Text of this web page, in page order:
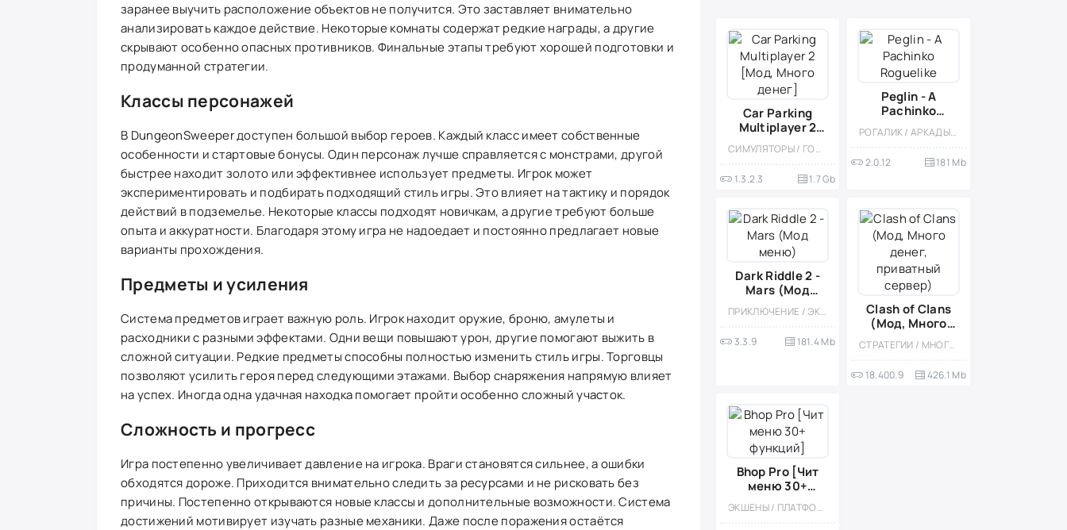
заранее выучить расположение объектов не получится. Это заставляет внимательно
анализировать каждое действие. Некоторые комнаты содержат редкие награды, а другие
скрывают особенно опасных противников. Финальные этапы требуют хорошей подготовки и
продуманной стратегии.
Классы персонажей
В DungeonSweeper доступен большой выбор героев. Каждый класс имеет собственные
особенности и стартовые бонусы. Один персонаж лучше справляется с монстрами, другой
быстрее находит золото или эффективнее использует предметы. Игрок может
экспериментировать и подбирать подходящий стиль игры. Это влияет на тактику и порядок
действий в подземелье. Некоторые классы подходят новичкам, а другие требуют больше
опыта и аккуратности. Благодаря этому игра не надоедает и постоянно предлагает новые
варианты прохождения.
Предметы и усиления
Система предметов играет важную роль. Игрок находит оружие, броню, амулеты и
расходники с разными эффектами. Одни вещи повышают урон, другие помогают выжить в
сложной ситуации. Редкие предметы способны полностью изменить стиль игры. Торговцы
позволяют усилить героя перед следующими этажами. Выбор снаряжения напрямую влияет
на успех. Иногда одна удачная находка помогает пройти особенно сложный участок.
Сложность и прогресс
Игра постепенно увеличивает давление на игрока. Враги становятся сильнее, а ошибки
обходятся дороже. Приходится внимательно следить за ресурсами и не рисковать без
причины. Постепенно открываются новые классы и дополнительные возможности. Система
достижений мотивирует изучать разные механики. Даже после поражения остаётся
Car Parking
Multiplayer 2
[Мод, Много
денег]
СИМУЛЯТОРЫ / ГОНКИ / ОТКРЫТЫЙ МИР / КАЗУАЛЬНЫЕ / СТИЛИЗАЦИЯ / 3D / ВСТРОЕННЫЙ КЕШ / БОЛЬШАЯ / МОД / ФИЗИКА
1.3.2.3 1.7 Gb
Peglin - A
Pachinko
Roguelike
РОГАЛИК / АРКАДЫ / ПОШАГОВЫЕ / ДРАКОНЫ / БОССЫ / ФИЗИКА / КАЗУАЛЬНЫЕ / ТАКТИЧЕСКИЕ / ОДНОПОЛЬЗОВАТЕЛЬСКИЕ / МОД
2.0.12 181 Mb
Dark Riddle 2 -
Mars (Мод
меню)
ПРИКЛЮЧЕНИЕ / ЭКШЕНЫ / СТИЛИЗАЦИЯ / ОДНОПОЛЬЗОВАТЕЛЬСКИЕ / ОФЛАЙН / 3D / ОТ ПЕРВОГО ЛИЦА / ГОЛОВОЛОМКИ / СТЕЛС / ВЫЖИВАНИЕ / МОД
3.3.9 181.4 Mb
Clash of Clans
(Мод, Много
денег,
приватный СТРАТЕГИИ / МНОГОПОЛЬЗОВАТЕЛЬСКАЯ / ОНЛАЙН / СОРЕВНОВАТЕЛЬНАЯ / БЕЗ КЕША / ВСТРОЕННЫЙ КЕШ / ОДНОПОЛЬЗОВАТЕЛЬСКИЕ / СТИЛИЗАЦИЯ / ФЭНТЕЗИ
18.400.9 426.1 Mb
Bhop Pro [Чит
меню 30+
функций]
ЭКШЕНЫ / ПЛАТФОРМЕРЫ / 3D / КАЗУАЛЬНЫЕ / МНОГОПОЛЬЗОВАТЕЛЬСКАЯ / ОДНА ЖИЗНЬ / МОД / ОФЛАЙН / ЧИТЫ